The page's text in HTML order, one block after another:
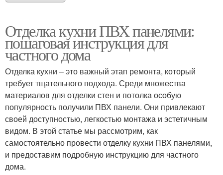
Отделка кухни ПВХ панелями:
пошаговая инструкция для
частного дома
Отделка кухни – это важный этап ремонта, который
требует тщательного подхода. Среди множества
материалов для отделки стен и потолка особую
популярность получили ПВХ панели. Они привлекают
своей доступностью, легкостью монтажа и эстетичным
видом. В этой статье мы рассмотрим, как
самостоятельно провести отделку кухни ПВХ панелями,
и предоставим подробную инструкцию для частного
дома.